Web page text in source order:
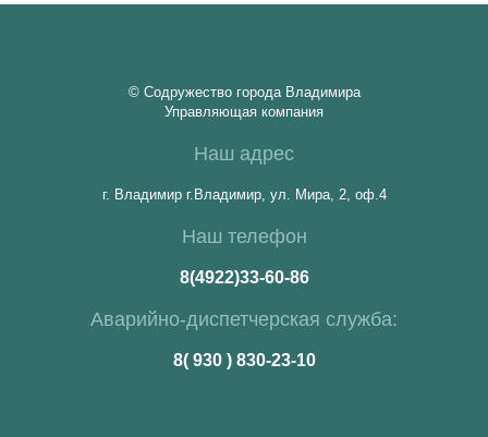
© Содружество города Владимира
Управляющая компания
Наш адрес
г. Владимир г.Владимир, ул. Мира, 2, оф.4
Наш телефон
8(4922)33-60-86
Аварийно-диспетчерская служба:
8( 930 ) 830-23-10